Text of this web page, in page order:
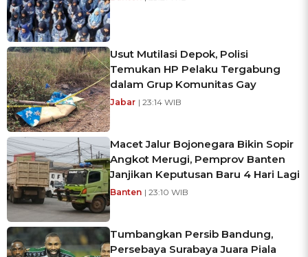
Usut Mutilasi Depok, Polisi
Temukan HP Pelaku Tergabung
dalam Grup Komunitas Gay
Jabar | 23:14 WIB
Macet Jalur Bojonegara Bikin Sopir
Angkot Merugi, Pemprov Banten
Janjikan Keputusan Baru 4 Hari Lagi
Banten | 23:10 WIB
Tumbangkan Persib Bandung,
Persebaya Surabaya Juara Piala